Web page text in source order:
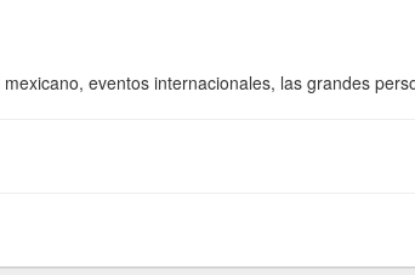
eventos internacionales, las grandes